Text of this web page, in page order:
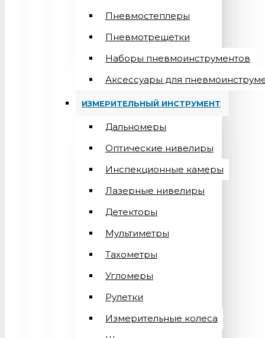
Пневмостеплеры
Пневмотрещетки
Наборы пневмоинструментов
Аксессуары для
ИЗМЕРИТЕЛЬНЫЙ ИНСТРУМЕНТ
Дальномеры
Оптические нивелиры
Инспекционные камеры
Лазерные нивелиры
Детекторы
Мультиметры
Тахометры
Угломеры
Рулетки
Измерительные колеса